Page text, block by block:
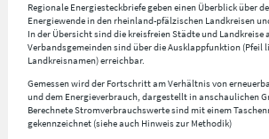
Regionale Energiesteckbriefe geben einen Überblick über
Energiewende in den rheinland-pfälzischen Landkreisen
In der Übersicht sind die kreisfreien Städte und Landkreise
Verbandsgemeinden sind über die Ausklappfunktion (Pfeil
Landkreisnamen) erreichbar.
Gemessen wird der Fortschritt am Verhältnis von
und dem Energieverbrauch, dargestellt in anschaulichen
Berechnete Stromverbrauchswerte sind mit einem
gekennzeichnet (siehe auch Hinweis zur Methodik)